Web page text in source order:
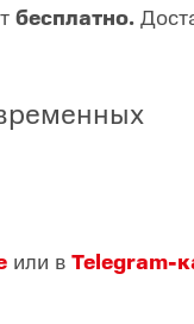
бесплатно.
или в Telegram-